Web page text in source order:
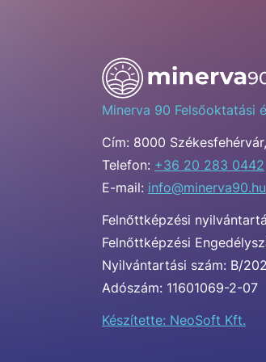
Minerva 90 Felsőoktatási
Cím: 8000
Telefon: +36 20 283 0442
E-mail: info@minerva90.hu
Felnőttképzési
Felnőttképzési
Nyilvántartási szám: B/
Adószám: 11601069-2-07
Készítette: NeoSoft Kft.